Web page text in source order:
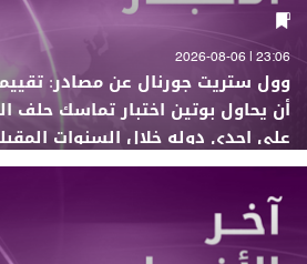
23:06 | 2026-08-06
وول ستريت جورنال عن مصادر:
أن يحاول بوتين اختبار تماسك حلف
على إحدى دوله خلال السنوات